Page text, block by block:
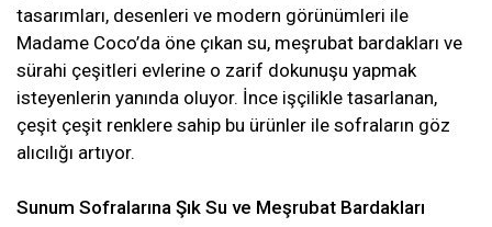
tasarımları, desenleri ve modern görünümleri ile
Madame Coco’da öne çıkan su, meşrubat bardakları ve
sürahi çeşitleri evlerine o zarif dokunuşu yapmak
isteyenlerin yanında oluyor. İnce işçilikle tasarlanan,
çeşit çeşit renklere sahip bu ürünler ile sofraların göz
alıcılığı artıyor.
Sunum Sofralarına Şık Su ve Meşrubat Bardakları